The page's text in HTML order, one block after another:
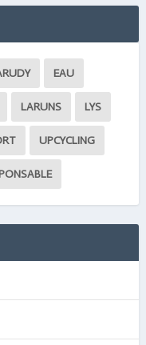
EAU
LARUNS LYS
UPCYCLING